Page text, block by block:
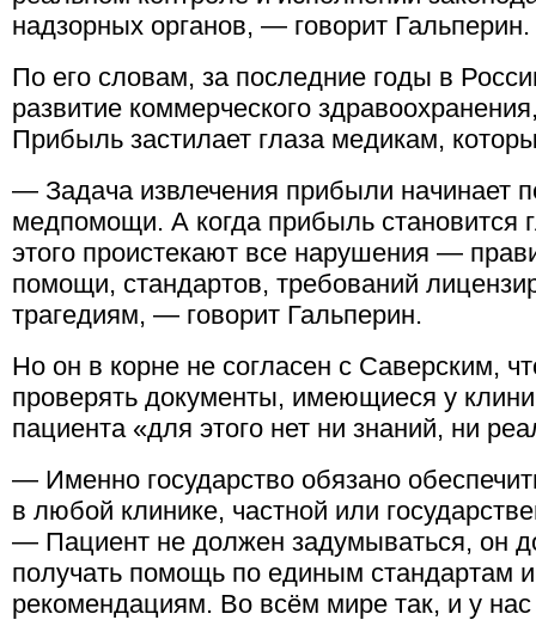
надзорных органов, — говорит Гальперин.
По его словам, за последние годы в
развитие коммерческого
Прибыль застилает глаза медикам,
— Задача извлечения прибыли начинает
медпомощи. А когда прибыль становится
этого проистекают все нарушения —
помощи, стандартов, требований
трагедиям, — говорит Гальперин.
Но он в корне не согласен с Саверским,
проверять документы, имеющиеся у
пациента «для этого нет ни знаний, ни
— Именно государство обязано
в любой клинике, частной или
— Пациент не должен задумываться, он
получать помощь по единым стандартам
рекомендациям. Во всём мире так, и у